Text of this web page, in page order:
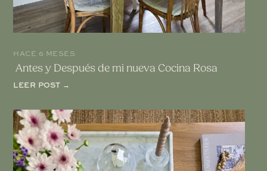
HACE 6 MESES
Antes y Después de mi nueva Cocina Rosa
LEER POST →